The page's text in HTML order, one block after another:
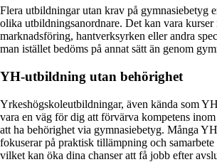
Flera utbildningar utan krav på gymnasiebetyg
olika utbildningsanordnare. Det kan vara
marknadsföring, hantverksyrken eller andra
man istället bedöms på annat sätt än genom
YH-utbildning utan behörighet
Yrkeshögskoleutbildningar, även kända som
vara en väg för dig att förvärva kompetens
att ha behörighet via gymnasiebetyg. Många
fokuserar på praktisk tillämpning och
vilket kan öka dina chanser att få jobb efter